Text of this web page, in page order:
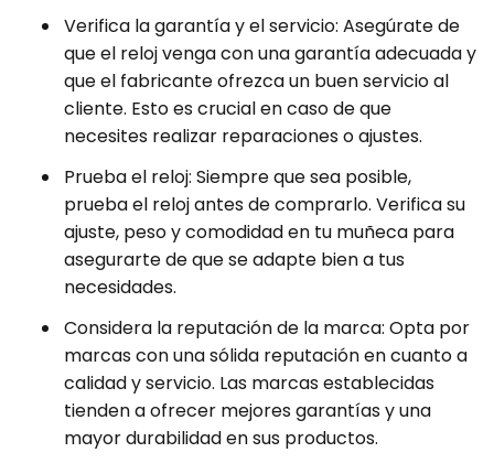
Verifica la garantía y el servicio: Asegúrate de
que el reloj venga con una garantía adecuada y
que el fabricante ofrezca un buen servicio al
cliente. Esto es crucial en caso de que
necesites realizar reparaciones o ajustes.
Prueba el reloj: Siempre que sea posible,
prueba el reloj antes de comprarlo. Verifica su
ajuste, peso y comodidad en tu muñeca para
asegurarte de que se adapte bien a tus
necesidades.
Considera la reputación de la marca: Opta por
marcas con una sólida reputación en cuanto a
calidad y servicio. Las marcas establecidas
tienden a ofrecer mejores garantías y una
mayor durabilidad en sus productos.